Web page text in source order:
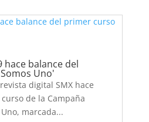
hace balance del
Uno'
digital SMX hace
de la Campaña
marcada...